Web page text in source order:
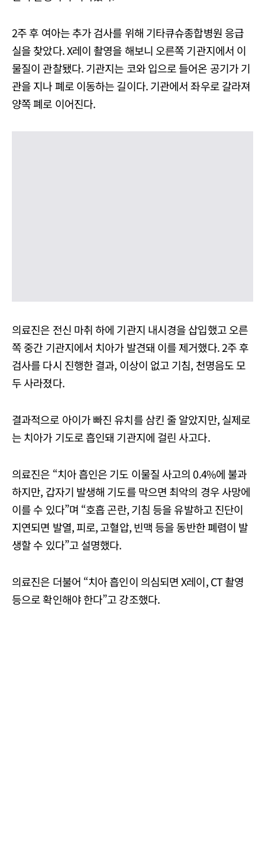
2주 후 여아는 추가 검사를 위해 기타큐슈종합병원 응급
실을 찾았다. X레이 촬영을 해보니 오른쪽 기관지에서 이
물질이 관찰됐다. 기관지는 코와 입으로 들어온 공기가 기
관을 지나 폐로 이동하는 길이다. 기관에서 좌우로 갈라져
양쪽 폐로 이어진다.
의료진은 전신 마취 하에 기관지 내시경을 삽입했고 오른
쪽 중간 기관지에서 치아가 발견돼 이를 제거했다. 2주 후
검사를 다시 진행한 결과, 이상이 없고 기침, 천명음도 모
두 사라졌다.
결과적으로 아이가 빠진 유치를 삼킨 줄 알았지만, 실제로
는 치아가 기도로 흡인돼 기관지에 걸린 사고다.
의료진은 “치아 흡인은 기도 이물질 사고의 0.4%에 불과
하지만, 갑자기 발생해 기도를 막으면 최악의 경우 사망에
이를 수 있다”며 “호흡 곤란, 기침 등을 유발하고 진단이
지연되면 발열, 피로, 고혈압, 빈맥 등을 동반한 폐렴이 발
생할 수 있다”고 설명했다.
의료진은 더불어 “치아 흡인이 의심되면 X레이, CT 촬영
등으로 확인해야 한다”고 강조했다.